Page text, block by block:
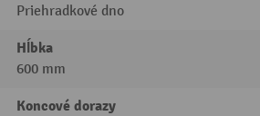
Priehradkové dno
Hĺbka
600 mm
Koncové dorazy